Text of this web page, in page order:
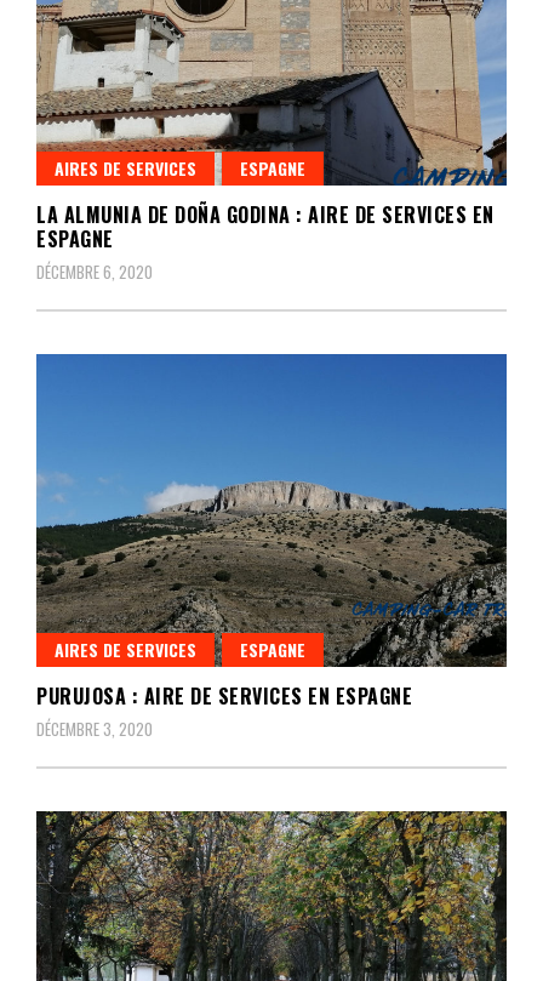
AIRES DE SERVICES ESPAGNE
LA ALMUNIA DE DOÑA GODINA : AIRE DE SERVICES EN
ESPAGNE
DÉCEMBRE 6, 2020
AIRES DE SERVICES ESPAGNE
PURUJOSA : AIRE DE SERVICES EN ESPAGNE
DÉCEMBRE 3, 2020